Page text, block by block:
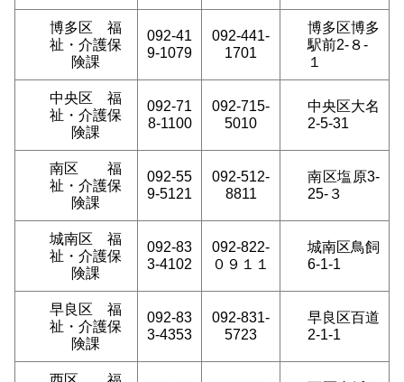
博多区 福
祉・介護保
険課
092-41
9-1079
092-441-
1701
博多区博多
駅前2-８-
１
中央区 福
祉・介護保
険課
092-71
8-1100
092-715-
5010
中央区大名
2-5-31
南区 福
祉・介護保
険課
092-55
9-5121
092-512-
8811
南区塩原3-
25-３
城南区 福
祉・介護保
険課
092-83
3-4102
092-822-
０９１１
城南区鳥飼
6-1-1
早良区 福
祉・介護保
険課
092-83
3-4353
092-831-
5723
早良区百道
2-1-1